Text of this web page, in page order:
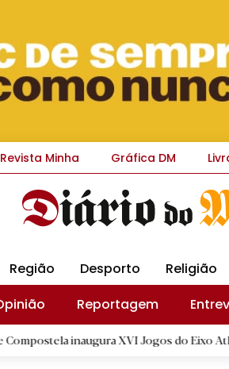
Revista Minha Gráfica DM
Região Desporto Religião
Reportagem
inaugura XVI Jogos do Eixo Atlântico